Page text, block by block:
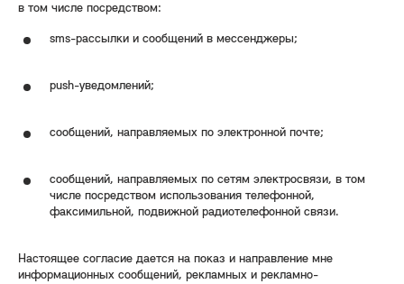
в том числе посредством:
sms-рассылки и сообщений в мессенджеры;
push-уведомлений;
сообщений, направляемых по электронной почте;
сообщений, направляемых по сетям электросвязи, в том
числе посредством использования телефонной,
факсимильной, подвижной радиотелефонной связи.
Настоящее согласие дается на показ и направление мне
информационных сообщений, рекламных и рекламно-